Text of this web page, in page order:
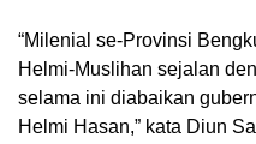
“Milenial se-Provinsi
Helmi-Muslihan sejalan
selama ini diabaikan
Helmi Hasan,” kata Diun